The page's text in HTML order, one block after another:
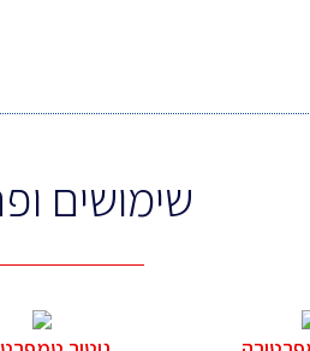
שימושים